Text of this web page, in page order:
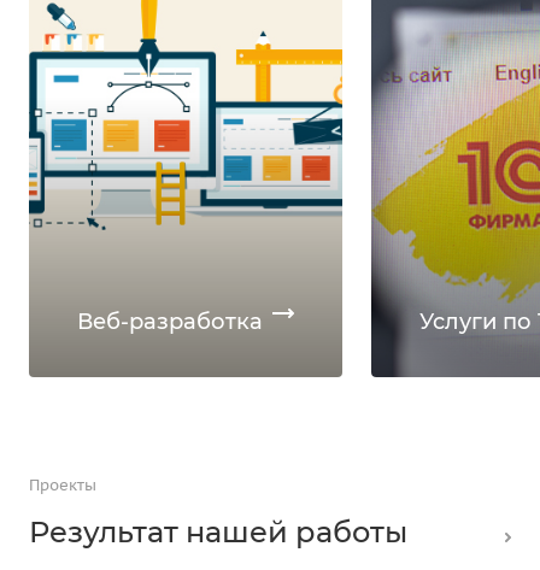
Веб-разработка Услуги по
Проекты
Результат нашей работы